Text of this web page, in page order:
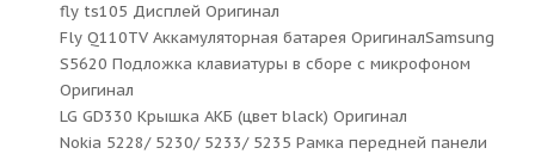
fly ts105 Дисплей Оригинал
Fly Q110TV Аккамуляторная батарея ОригиналSamsung
S5620 Подложка клавиатуры в сборе с микрофоном
Оригинал
LG GD330 Крышка АКБ (цвет black) Оригинал
Nokia 5228/ 5230/ 5233/ 5235 Рамка передней панели